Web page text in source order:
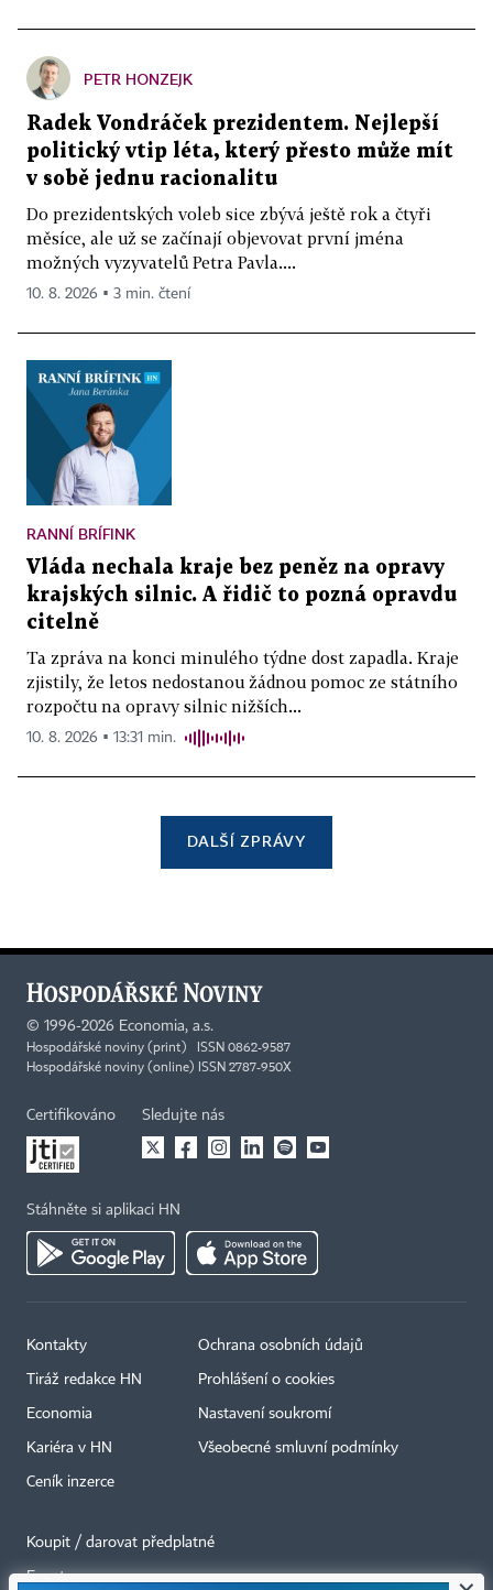
PETR HONZEJK
Radek Vondráček prezidentem. Nejlepší
politický vtip léta, který přesto může mít
v sobě jednu racionalitu
Do prezidentských voleb sice zbývá ještě rok a čtyři
měsíce, ale už se začínají objevovat první jména
možných vyzyvatelů Petra Pavla....
10. 8. 2026 ▪ 3 min. čtení
RANNÍ BRÍFINK
Vláda nechala kraje bez peněz na opravy
krajských silnic. A řidič to pozná opravdu
citelně
Ta zpráva na konci minulého týdne dost zapadla. Kraje
zjistily, že letos nedostanou žádnou pomoc ze státního
rozpočtu na opravy silnic nižších...
10. 8. 2026 ▪ 13:31 min.
DALŠÍ ZPRÁVY
© 1996-2026 Economia, a.s.
Hospodářské noviny (print) ISSN 0862-9587
Hospodářské noviny (online) ISSN 2787-950X
Certifikováno Sledujte nás
Stáhněte si aplikaci HN
Kontakty
Tiráž redakce HN
Economia
Kariéra v HN
Ceník inzerce
Ochrana osobních údajů
Prohlášení o cookies
Nastavení soukromí
Všeobecné smluvní podmínky
Koupit / darovat předplatné
Eventy